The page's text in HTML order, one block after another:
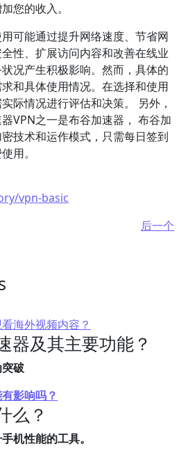
您的收入。
可能通过提升网络速度、节省网
性、扩展访问内容和改善在线业
况产生积极影响。然而，具体的
和具体使用情况。在选择和使用
际情况进行评估和决策。 另外，
VPN之一是布谷加速器， 布谷加
技术和运作模式，只需每日签到
用。
vpn-basic
后一个
海外视频内容？
器及其主要功能？
破
影响吗？
么？
机性能的工具。